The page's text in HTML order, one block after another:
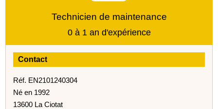
Technicien de maintenance
0 à 1 an d'expérience
Contact
Réf. EN2101240304
Né en 1992
13600 La Ciotat